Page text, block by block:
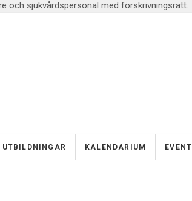
och sjukvårdspersonal med förskrivningsrätt.
UTBILDNINGAR KALENDARIUM EVENT